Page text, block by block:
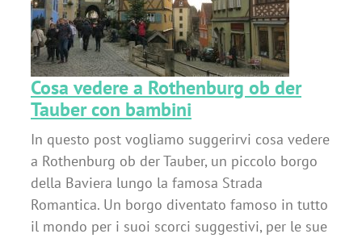
Cosa vedere a Rothenburg ob der
Tauber con bambini
In questo post vogliamo suggerirvi cosa vedere
a Rothenburg ob der Tauber, un piccolo borgo
della Baviera lungo la famosa Strada
Romantica. Un borgo diventato famoso in tutto
il mondo per i suoi scorci suggestivi, per le sue